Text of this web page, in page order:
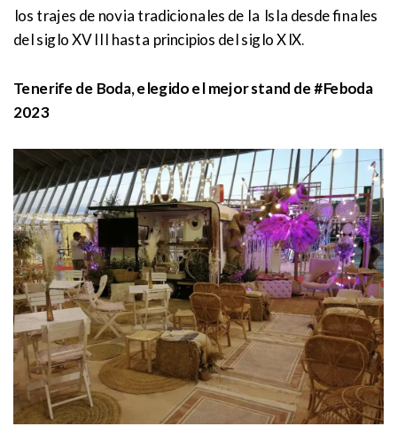
los trajes de novia tradicionales de la Isla desde finales
del siglo XVIII hasta principios del siglo XIX.
Tenerife de Boda, elegido el mejor stand de #Feboda
2023